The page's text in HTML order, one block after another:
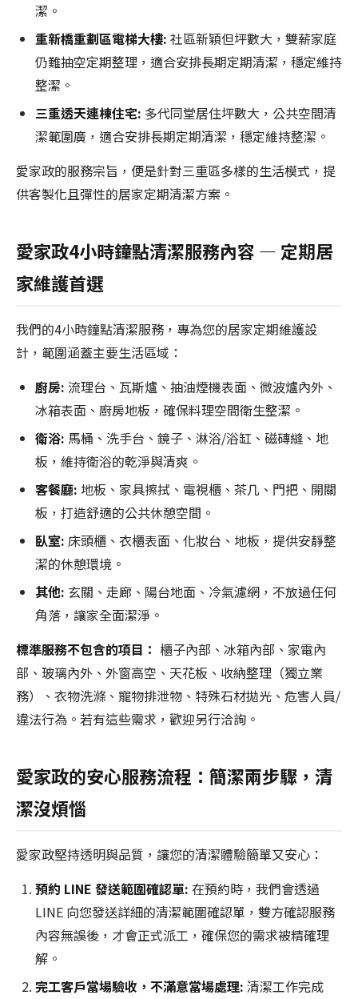
潔。
重新橋重劃區電梯大樓: 社區新穎但坪數大，雙薪家庭
仍難抽空定期整理，適合安排長期定期清潔，穩定維持
整潔。
三重透天連棟住宅: 多代同堂居住坪數大，公共空間清
潔範圍廣，適合安排長期定期清潔，穩定維持整潔。
愛家政的服務宗旨，便是針對三重區多樣的生活模式，提
供客製化且彈性的居家定期清潔方案。
愛家政4小時鐘點清潔服務內容 — 定期居
家維護首選
我們的4小時鐘點清潔服務，專為您的居家定期維護設
計，範圍涵蓋主要生活區域：
廚房: 流理台、瓦斯爐、抽油煙機表面、微波爐內外、
冰箱表面、廚房地板，確保料理空間衛生整潔。
衛浴: 馬桶、洗手台、鏡子、淋浴/浴缸、磁磚縫、地
板，維持衛浴的乾淨與清爽。
客餐廳: 地板、家具擦拭、電視櫃、茶几、門把、開關
板，打造舒適的公共休憩空間。
臥室: 床頭櫃、衣櫃表面、化妝台、地板，提供安靜整
潔的休憩環境。
其他: 玄關、走廊、陽台地面、冷氣濾網，不放過任何
角落，讓家全面潔淨。
標準服務不包含的項目： 櫃子內部、冰箱內部、家電內
部、玻璃內外、外窗高空、天花板、收納整理（獨立業
務）、衣物洗滌、寵物排泄物、特殊石材拋光、危害人員/
違法行為。若有這些需求，歡迎另行洽詢。
愛家政的安心服務流程：簡潔兩步驟，清
潔沒煩惱
愛家政堅持透明與品質，讓您的清潔體驗簡單又安心：
預約 LINE 發送範圍確認單: 在預約時，我們會透過
LINE 向您發送詳細的清潔範圍確認單，雙方確認服務
內容無誤後，才會正式派工，確保您的需求被精確理
解。
完工客戶當場驗收，不滿意當場處理: 清潔工作完成